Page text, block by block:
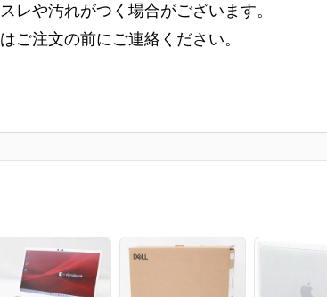
レや汚れがつく場合がございます。
ご注文の前にご連絡ください。